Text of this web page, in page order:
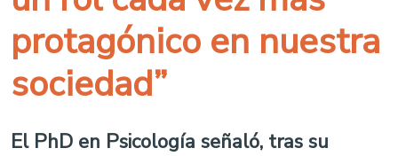
protagónico en nuestra
sociedad”
El PhD en Psicología señaló, tras su